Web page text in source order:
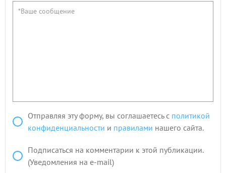
Отправляя эту форму, вы соглашаетесь с политикой
конфиденциальности и правилами нашего сайта.
Подписаться на комментарии к этой публикации.
(Уведомления на e-mail)